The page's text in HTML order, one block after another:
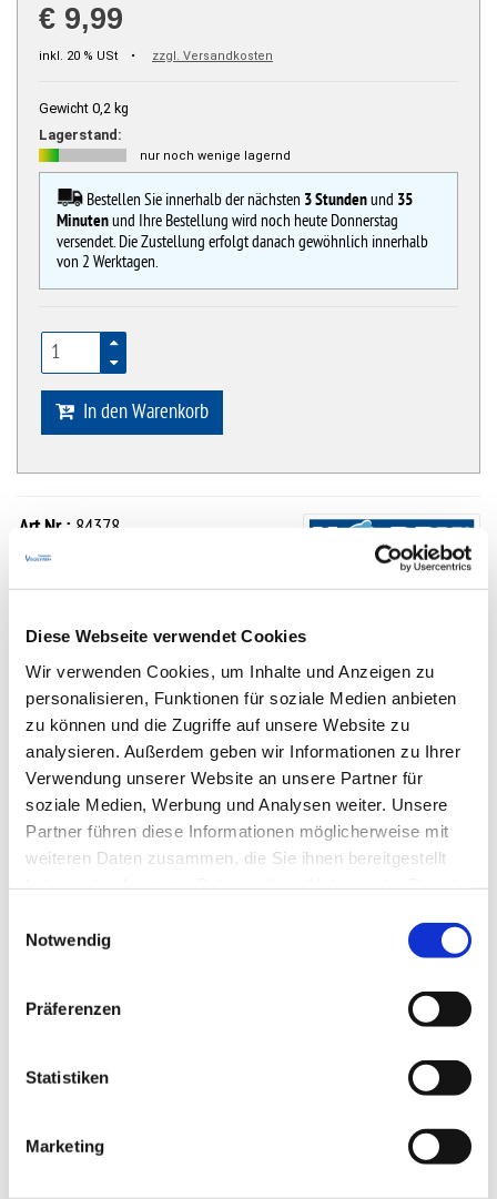
Diese Webseite verwendet Cookies
Wir verwenden Cookies, um Inhalte und Anzeigen zu
personalisieren, Funktionen für soziale Medien anbieten
zu können und die Zugriffe auf unsere Website zu
analysieren. Außerdem geben wir Informationen zu Ihrer
Verwendung unserer Website an unsere Partner für
soziale Medien, Werbung und Analysen weiter. Unsere
Partner führen diese Informationen möglicherweise mit
weiteren Daten zusammen, die Sie ihnen bereitgestellt
teilweise in die USA übertragen, wo kein gleichwertiger
Notwendig
Präferenzen
Statistiken
Marketing
€ 9,99
inkl. 20 % USt • zzgl. Versandkosten
Gewicht 0,2 kg
Lagerstand:
nur noch wenige lagernd
Bestellen Sie innerhalb der nächsten 3 Stundenund 35
Minutenund Ihre Bestellung wird noch heute Donnerstag
versendet. Die Zustellung erfolgt danach gewöhnlich innerhalb
von 2 Werktagen.
In den Warenkorb
Art.Nr.: 84378
0.0von 5 Sternen
bietet natürliche Rückzugsräume für Fische und Wirbellose
aus hochwertigem, wasserneutralem Polyresin gefertigt
farbstabil, robust und äußerst langlebig
sicher verarbeitet mit sanften Kanten . einfach zu reinigen
und flexibel platzierbar
ideal kombinierbar mit Sharky, Clowny & Orc
Mehr Details Hobby
Bewertung schreiben
Produktbeschreibung
Deko The Chest - 11x9,5x10cm